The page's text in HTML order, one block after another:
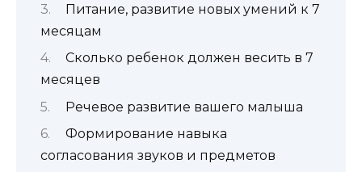
Питание, развитие новых умений к 7
месяцам
Сколько ребенок должен весить в 7
месяцев
Речевое развитие вашего малыша
Формирование навыка
согласования звуков и предметов